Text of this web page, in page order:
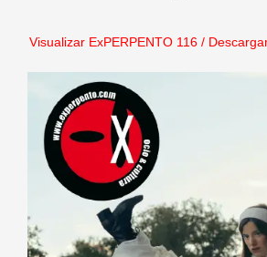
Visualizar ExPERPENTO 116/